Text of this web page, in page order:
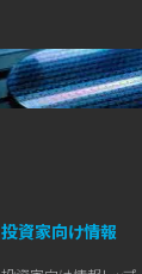
投資家向け情報